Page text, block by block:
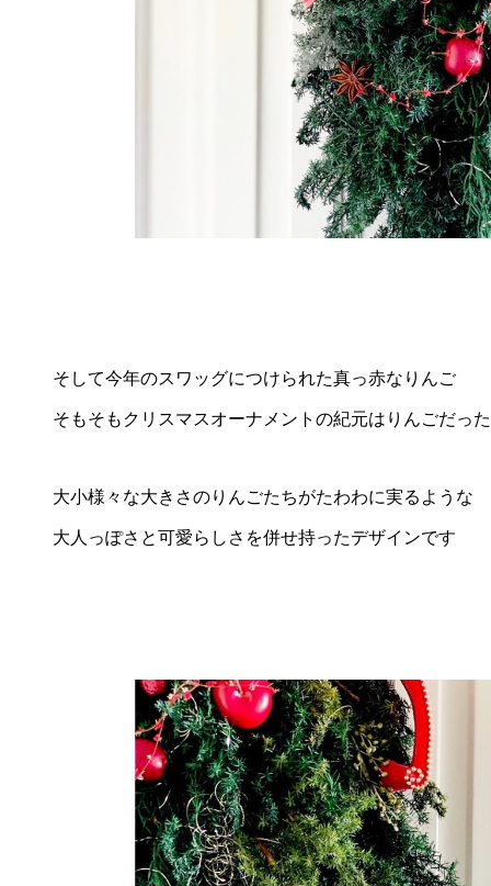
そして今年のスワッグにつけられた真っ赤なりんご
そもそもクリスマスオーナメントの紀元はりんごだっ
大小様々な大きさのりんごたちがたわわに実るような
大人っぽさと可愛らしさを併せ持ったデザインです